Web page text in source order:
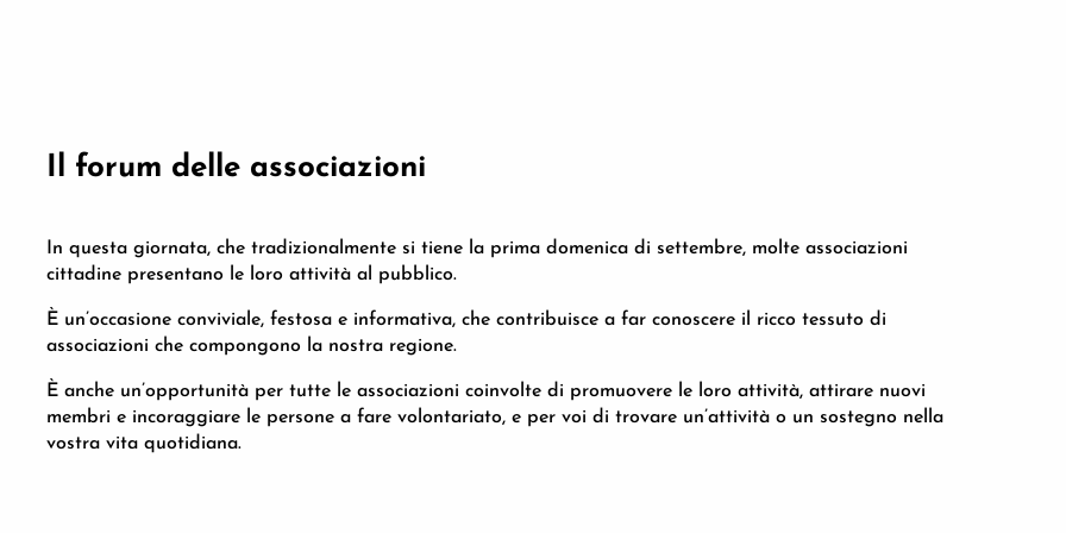
Il forum delle associazioni
In questa giornata, che tradizionalmente si tiene la prima domenica di settembre, molte associazioni
cittadine presentano le loro attività al pubblico.
È un’occasione conviviale, festosa e informativa, che contribuisce a far conoscere il ricco tessuto di
associazioni che compongono la nostra regione.
È anche un’opportunità per tutte le associazioni coinvolte di promuovere le loro attività, attirare nuovi
membri e incoraggiare le persone a fare volontariato, e per voi di trovare un’attività o un sostegno nella
vostra vita quotidiana.